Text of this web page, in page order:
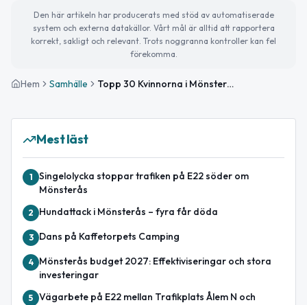
Den här artikeln har producerats med stöd av automatiserade
system och externa datakällor. Vårt mål är alltid att rapportera
korrekt, sakligt och relevant. Trots noggranna kontroller kan fel
förekomma.
Hem Samhälle Topp 30 Kvinnorna i Mönsterås med högst taxerad inkomst
Mest läst
1
Singelolycka stoppar trafiken på E22 söder om
Mönsterås
2 Hundattack i Mönsterås – fyra får döda
3 Dans på Kaffetorpets Camping
4
Mönsterås budget 2027: Effektiviseringar och stora
investeringar
5 Vägarbete på E22 mellan Trafikplats Ålem N och